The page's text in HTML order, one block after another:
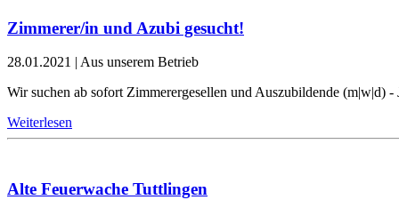
Zimmerer/in und Azubi gesucht!
28.01.2021 | Aus unserem Betrieb
Wir suchen ab sofort Zimmerergesellen und Auszubildende (m|w|d) -
Weiterlesen
Alte Feuerwache Tuttlingen